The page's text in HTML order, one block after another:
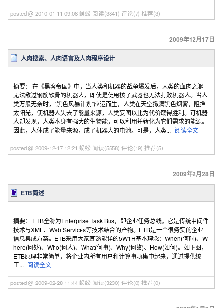
posted @ 2010-01-11 09:08 蜈蚣 阅读(3841) 评论(7) 推荐(3)
2009年12月17日
人肉搜索、人肉语言及人肉程序设计
摘要： 在《黑客帝国》中，当人类和机器的战争爆发后，人类的血肉之躯
无法敌过钢筋铁骨的机器人，即使是使用核子武器也无法打败机器人。当人
类万般无奈时，“黑色风暴计划”应运而生，人类在天空撒满黑色烟雾，阻挡
太阳光，使机器人失去了能量来源，人类妄图以此为代价取得胜利。可机器
人却发现，人类本身有强大的生物能，可以利用并转化为它们需求的能源。
因此，人体成了能量来源，成了机器人的电池。可是，人类... 阅读全文
posted @ 2009-12-17 12:21 蜈蚣 阅读(5558) 评论(19) 推荐(5)
2009年2月28日
ETB简述
摘要： ETB全称为Enterprise Task Bus，即企业任务总线。它是传统中间件
技术与XML、Web Services等技术结合的产物。ETB是一个很务实的企业
信息集成方案。ETB采用大家耳熟能详的5W1H基本理念：When(何时)、W
here(何处)、Who(何人)、What(何事)、Why(何故)、How(如何)。如下图，
ETB原理非常简单，将企业内所有用户和计算事项集中起来，通过提供统一
工... 阅读全文
posted @ 2009-02-28 11:44 蜈蚣 阅读(3230) 评论(0) 推荐(0)